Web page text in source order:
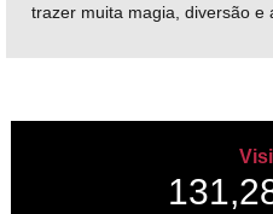
trazer muita magia, diversão e